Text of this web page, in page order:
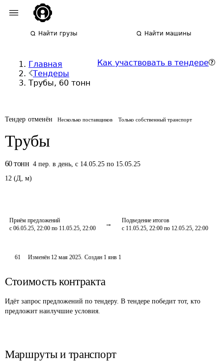
Найти грузы Найти машины
Главная
Тендеры
Трубы, 60 тонн
Как участвовать в тендере
Тендер отменён Несколько поставщиков Только собственный транспорт
Трубы
60 тонн 4 пер. в день,с 14.05.25 по 15.05.25
12 (Д, м)
Приём предложений
с 06.05.25, 22:00 по 11.05.25, 22:00
Подведение итогов
с 11.05.25, 22:00 по 12.05.25, 22:00
61 Изменён 12 мая 2025. Создан 1 янв 1
Стоимость контракта
Идёт запрос предложений по тендеру. В тендере победит тот, кто
предложит наилучшие условия.
Маршруты и транспорт